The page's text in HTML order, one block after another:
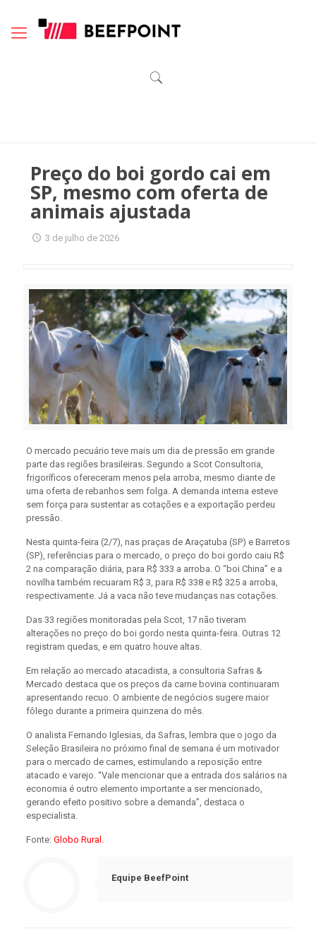
Preço do boi gordo cai em
SP, mesmo com oferta de
animais ajustada
3 de julho de 2026
O mercado pecuário teve mais um dia de pressão em grande
parte das regiões brasileiras. Segundo a Scot Consultoria,
frigoríficos ofereceram menos pela arroba, mesmo diante de
uma oferta de rebanhos sem folga. A demanda interna esteve
sem força para sustentar as cotações e a exportação perdeu
pressão.
Nesta quinta-feira (2/7), nas praças de Araçatuba (SP) e Barretos
(SP), referências para o mercado, o preço do boi gordo caiu R$
2 na comparação diária, para R$ 333 a arroba. O “boi China” e a
novilha também recuaram R$ 3, para R$ 338 e R$ 325 a arroba,
respectivamente. Já a vaca não teve mudanças nas cotações.
Das 33 regiões monitoradas pela Scot, 17 não tiveram
alterações no preço do boi gordo nesta quinta-feira. Outras 12
registram quedas, e em quatro houve altas.
Em relação ao mercado atacadista, a consultoria Safras &
Mercado destaca que os preços da carne bovina continuaram
apresentando recuo. O ambiente de negócios sugere maior
fôlego durante a primeira quinzena do mês.
O analista Fernando Iglesias, da Safras, lembra que o jogo da
Seleção Brasileira no próximo final de semana é um motivador
para o mercado de carnes, estimulando a reposição entre
atacado e varejo. “Vale mencionar que a entrada dos salários na
economia é outro elemento importante a ser mencionado,
gerando efeito positivo sobre a demanda”, destaca o
especialista.
Fonte: Globo Rural.
Equipe BeefPoint